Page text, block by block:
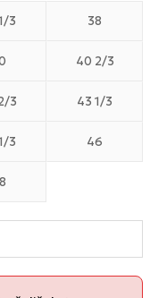
3 38
40 2/3
3 43 1/3
3 46